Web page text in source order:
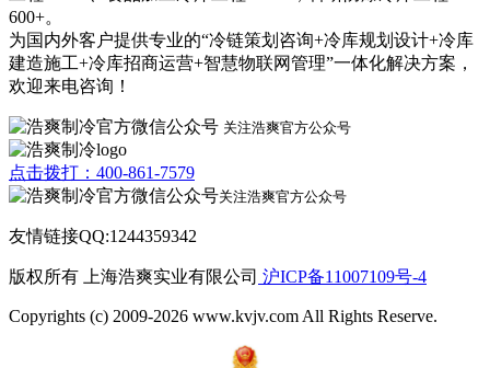
600+。
为国内外客户提供专业的“冷链策划咨询+冷库规划设计+冷库
建造施工+冷库招商运营+智慧物联网管理”一体化解决方案，
欢迎来电咨询！
关注浩爽官方公众号
点击拨打：400-861-7579
关注浩爽官方公众号
友情链接QQ:1244359342
版权所有 上海浩爽实业有限公司 沪ICP备11007109号-4
Copyrights (c) 2009-2026 www.kvjv.com All Rights Reserve.